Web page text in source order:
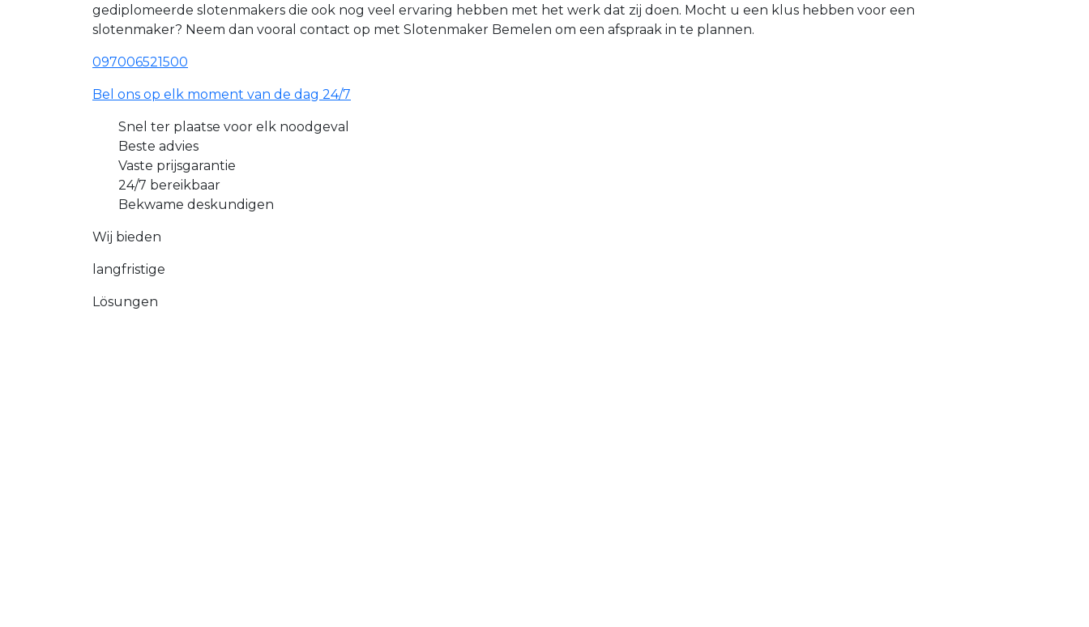
gediplomeerde slotenmakers die ook nog veel ervaring hebben met het werk dat zij doen. Mocht u een klus hebben voor een
slotenmaker? Neem dan vooral contact op met Slotenmaker Bemelen om een afspraak in te plannen.
097006521500
Bel ons op elk moment van de dag 24/7
Snel ter plaatse voor elk noodgeval
Beste advies
Vaste prijsgarantie
24/7 bereikbaar
Bekwame deskundigen
Wij bieden
langfristige
Lösungen